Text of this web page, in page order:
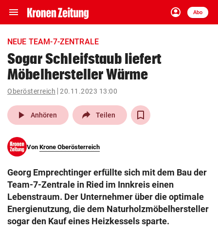
menu Navigation
ein-/ausklappen
account_circle
Anmelden
Abo
close Schließen
account_circle Anmelden
arrow_right
pin_drop
Wien arrow_right
search
eingeben
© Krone Multimedia GmbH & Co KG 2026
NEUE TEAM-7-ZENTRALE
Sogar Schleifstaub liefert
Möbelhersteller Wärme
Oberösterreich 20.11.2023 13:00
play_arrow Anhören Teilen
Von Krone Oberösterreich
Georg Emprechtinger erfüllte sich mit dem Bau der
Team-7-Zentrale in Ried im Innkreis einen
Lebenstraum. Der Unternehmer über die optimale
Energienutzung, die dem Naturholzmöbelhersteller
sogar den Kauf eines Heizkessels sparte.